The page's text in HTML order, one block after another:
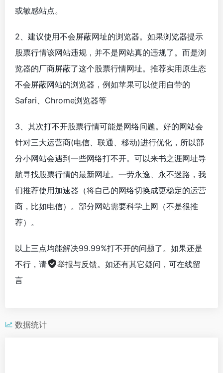
或敏感站点。
2、建议使用不会屏蔽网址的浏览器。如果浏览器提示
股票行情该网站违规，并不是网站真的违规了。而是浏
览器的厂商屏蔽了这个股票行情网址。推荐实用原生态
不会屏蔽网站的浏览器，例如苹果可以使用自带的
Safari、Chrome浏览器等
3、其次打不开股票行情可能是网络问题。好的网站会
针对三大运营商(电信、联通、移动)进行优化，所以部
分小网站会遇到一些网络打不开。可以来书之涯网址导
航寻找股票行情的最新网址。一劳永逸、永不迷路，我
们推荐使用加速器（将自己的网络切换成更稳定的运营
商，比如电信）。部分网站需要科学上网（不是很推
荐）。
以上三点均能解决99.99%打不开的问题了。如果还是
不行，请
举报与反馈。如还有其它疑问，可在线留
言
数据统计